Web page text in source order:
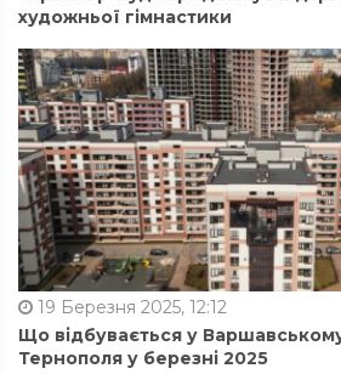
художньої гімнастики
19 Березня 2025, 12:12
Що відбувається у
Тернополя у березні 2025